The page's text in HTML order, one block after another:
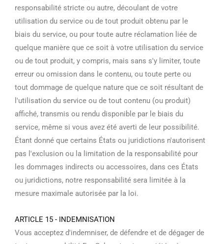
responsabilité stricte ou autre, découlant de votre
utilisation du service ou de tout produit obtenu par le
biais du service, ou pour toute autre réclamation liée de
quelque manière que ce soit à votre utilisation du service
ou de tout produit, y compris, mais sans s'y limiter, toute
erreur ou omission dans le contenu, ou toute perte ou
tout dommage de quelque nature que ce soit résultant de
l'utilisation du service ou de tout contenu (ou produit)
affiché, transmis ou rendu disponible par le biais du
service, même si vous avez été averti de leur possibilité.
Étant donné que certains États ou juridictions n'autorisent
pas l'exclusion ou la limitation de la responsabilité pour
les dommages indirects ou accessoires, dans ces États
ou juridictions, notre responsabilité sera limitée à la
mesure maximale autorisée par la loi.
ARTICLE 15 - INDEMNISATION
Vous acceptez d'indemniser, de défendre et de dégager de